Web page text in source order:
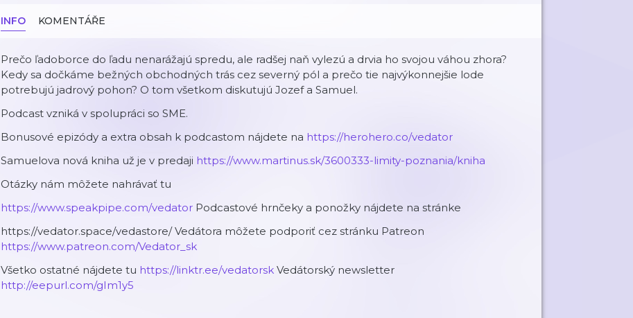
INFO KOMENTÁŘE
Prečo ľadoborce do ľadu nenarážajú spredu, ale radšej naň vylezú a drvia ho svojou váhou zhora?
Kedy sa dočkáme bežných obchodných trás cez severný pól a prečo tie najvýkonnejšie lode
potrebujú jadrový pohon? O tom všetkom diskutujú Jozef a Samuel.
Podcast vzniká v spolupráci so SME.
Bonusové epizódy a extra obsah k podcastom nájdete na https://herohero.co/vedator
Samuelova nová kniha už je v predaji https://www.martinus.sk/3600333-limity-poznania/kniha
Otázky nám môžete nahrávať tu
https://www.speakpipe.com/vedator Podcastové hrnčeky a ponožky nájdete na stránke
https://vedator.space/vedastore/ Vedátora môžete podporiť cez stránku Patreon
https://www.patreon.com/Vedator_sk
Všetko ostatné nájdete tu https://linktr.ee/vedatorsk Vedátorský newsletter
http://eepurl.com/gIm1y5